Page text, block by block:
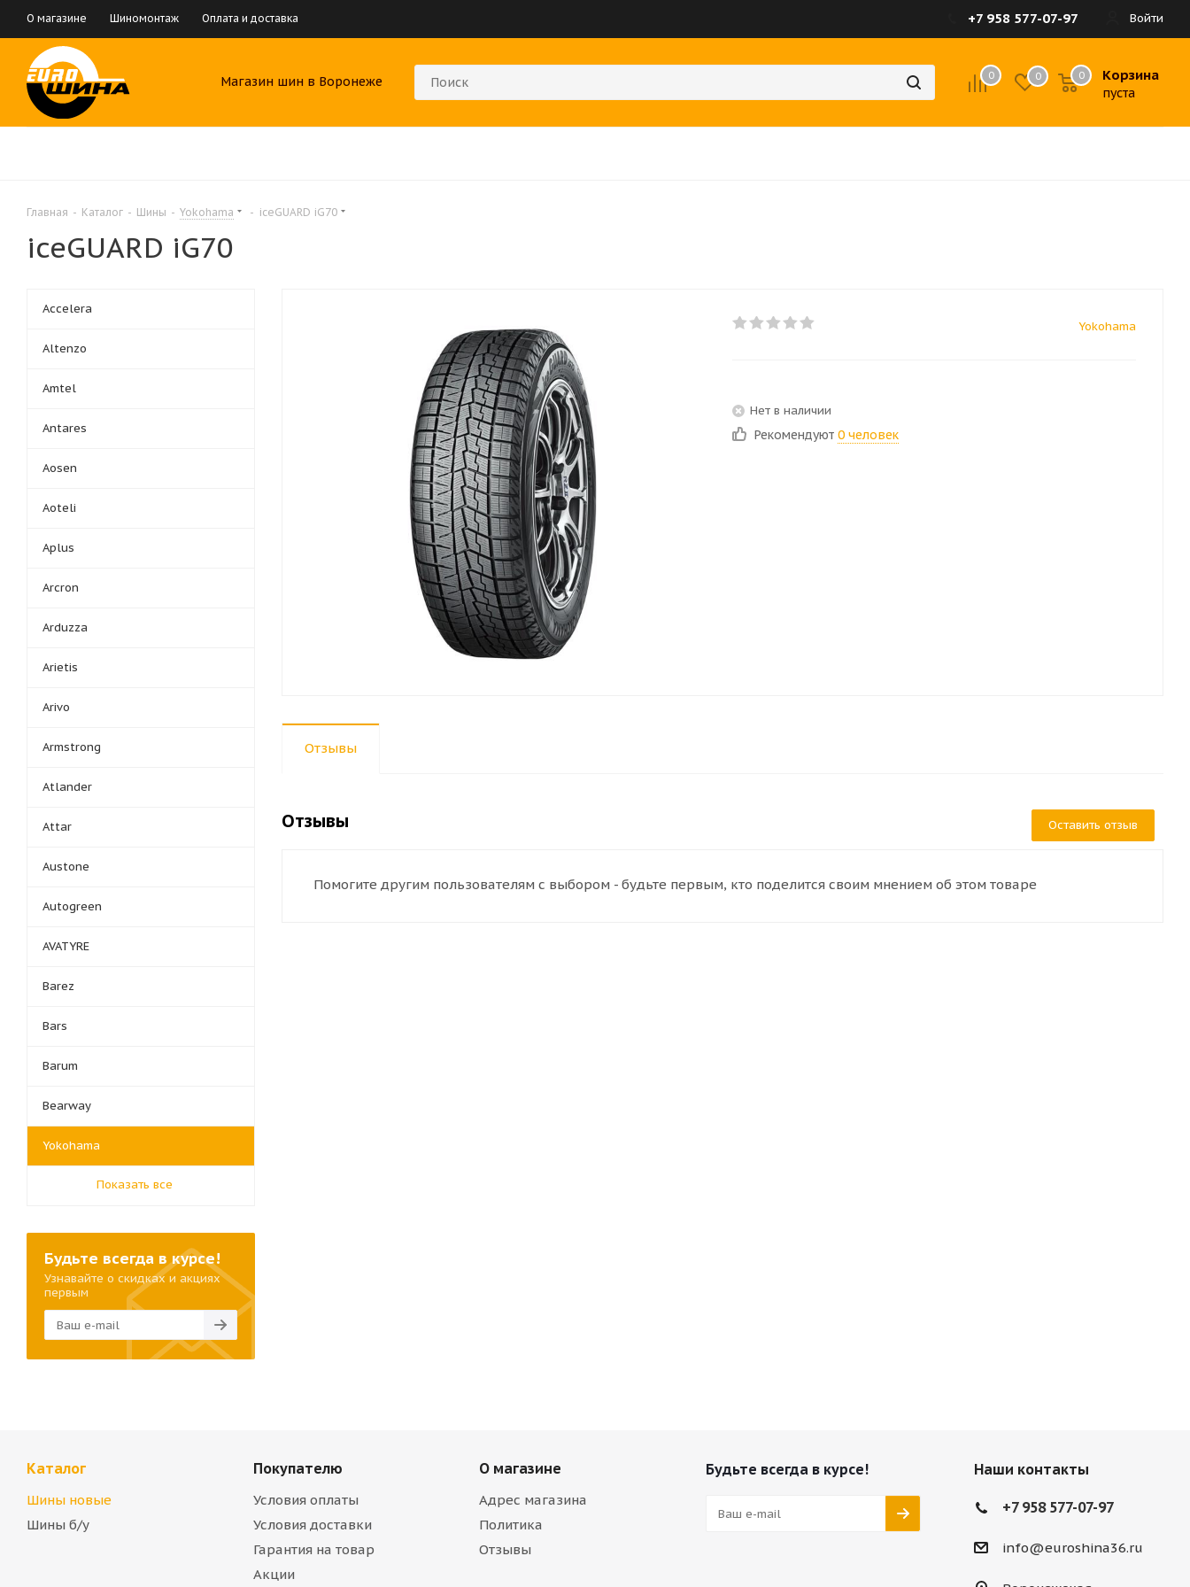
О магазине Шиномонтаж Оплата и доставка Войти
+7 958 577-07-97
Магазин шин в Воронеже 0 0 Корзина
пуста
0
Главная - Каталог - Шины - Yokohama - iceGUARD iG70
iceGUARD iG70
Yokohama
Нет в наличии
Рекомендуют 0 человек
Отзывы
Отзывы Оставить отзыв
Помогите другим пользователям с выбором - будьте первым, кто поделится своим мнением об этом товаре
Accelera
Altenzo
Amtel
Antares
Aosen
Aoteli
Aplus
Arcron
Arduzza
Arietis
Arivo
Armstrong
Atlander
Attar
Austone
Autogreen
AVATYRE
Barez
Bars
Barum
Bearway
Yokohama
Показать все
Будьте всегда в курсе!
Узнавайте о скидках и акциях
первым
Каталог
Шины новые
Шины б/у
Покупателю
Условия оплаты
Условия доставки
Гарантия на товар
Акции
О магазине
Адрес магазина
Политика
Отзывы
Будьте всегда в курсе! Наши контакты
+7 958 577-07-97
info@euroshina36.ru